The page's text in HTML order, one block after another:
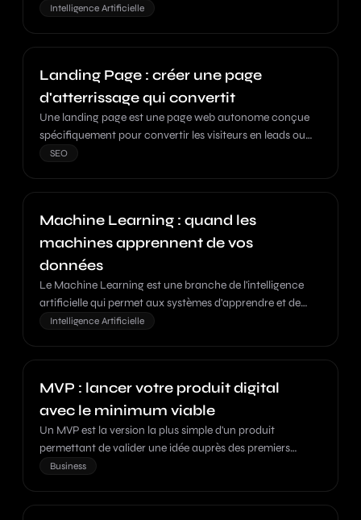
capacités cognitives humaines comme l'apprentissage et
Intelligence Artificielle
Landing Page : créer une page
d'atterrissage qui convertit
Une landing page est une page web autonome conçue
spécifiquement pour convertir les visiteurs en leads ou
clients, avec un objectif unique et un appel à l'action
SEO
Machine Learning : quand les
machines apprennent de vos
données
Le Machine Learning est une branche de l'intelligence
artificielle qui permet aux systèmes d'apprendre et de
s'améliorer automatiquement à partir de données sans
Intelligence Artificielle
MVP : lancer votre produit digital
avec le minimum viable
Un MVP est la version la plus simple d'un produit
permettant de valider une idée auprès des premiers
utilisateurs avec un investissement minimal.
Business